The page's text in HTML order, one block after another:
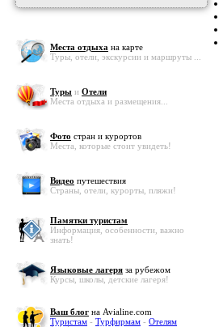
Места отдыха на карте
Туры, отели, экскурсии и маршруты ...
Туры и Отели
Места отдыха и размещения...
Фото стран и курортов
Места, которые стоит увидеть!
Видео путешествия
Страны, отели, курорты, пляжи!
Памятки туристам
Информация, особенности, важно
знать!
Языковые лагеря за рубежом
Курсы, школы, детские лагеря!
Ваш блог на Avialine.com
Туристам - Турфирмам - Отелям